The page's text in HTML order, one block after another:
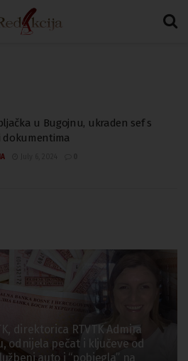
u Bugojnu, ukraden sef s
dokumentima
direktorica RTVTK Admira
odnijela pečat i ključeve od
auto i “pobjegla” na